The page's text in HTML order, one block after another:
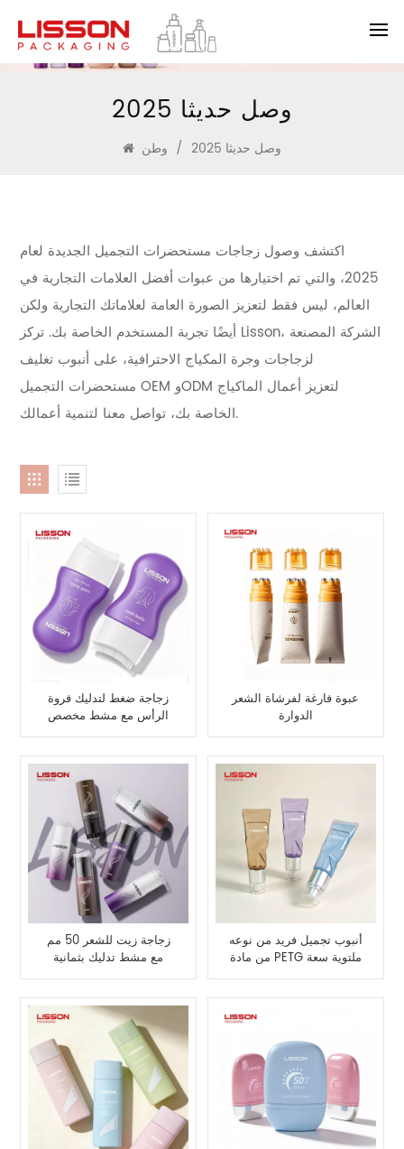
2025 وصل حديثا
/ 2025 وصل حديثا
اكتشف وصول زجاجات مستحضرات التجميل الجديدة لعام
2025، والتي تم اختيارها من عبوات أفضل العلامات التجارية في
العالم، ليس فقط لتعزيز الصورة العامة لعلاماتك التجارية ولكن
أيضًا تجربة المستخدم الخاصة بك. تركز Lisson، الشركة المصنعة
لزجاجات وجرة المكياج الاحترافية، على أنبوب تغليف
مستحضرات التجميل OEM وODM لتعزيز أعمال الماكياج
الخاصة بك، تواصل معنا لتنمية أعمالك.
زجاجة ضغط لتدليك فروة
الرأس مع مشط مخصص
عبوة فارغة لفرشاة الشعر
الدوارة
زجاجة زيت للشعر 50 مم
مع مشط تدليك بثمانية
بكرات
أنبوب تجميل فريد من نوعه
من مادة PETG ملتوية سعة
30 مل مع مضخة لوشن